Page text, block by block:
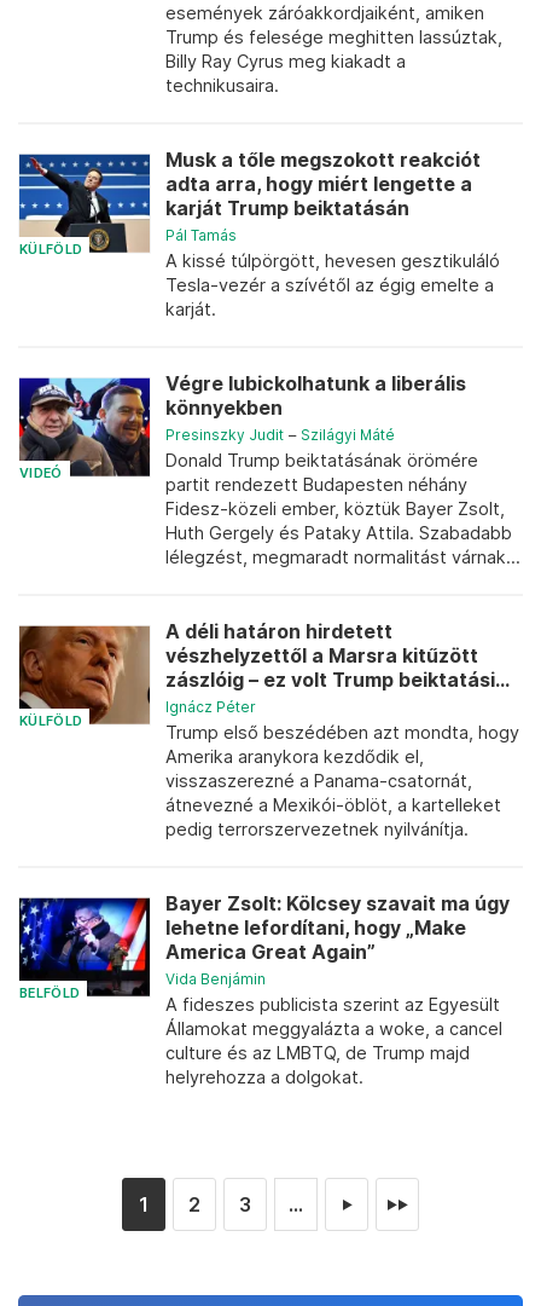
események záróakkordjaiként, amiken
Trump és felesége meghitten lassúztak,
Billy Ray Cyrus meg kiakadt a
technikusaira.
KÜLFÖLD
Musk a tőle megszokott reakciót
adta arra, hogy miért lengette a
karját Trump beiktatásán
Pál Tamás
A kissé túlpörgött, hevesen gesztikuláló
Tesla-vezér a szívétől az égig emelte a
karját.
VIDEÓ
Végre lubickolhatunk a liberális
könnyekben
Presinszky Judit – Szilágyi Máté
Donald Trump beiktatásának örömére
partit rendezett Budapesten néhány
Fidesz-közeli ember, köztük Bayer Zsolt,
Huth Gergely és Pataky Attila. Szabadabb
lélegzést, megmaradt normalitást várnak...
KÜLFÖLD
A déli határon hirdetett
vészhelyzettől a Marsra kitűzött
zászlóig – ez volt Trump beiktatási...
Ignácz Péter
Trump első beszédében azt mondta, hogy
Amerika aranykora kezdődik el,
visszaszerezné a Panama-csatornát,
átnevezné a Mexikói-öblöt, a kartelleket
pedig terrorszervezetnek nyilvánítja.
BELFÖLD
Bayer Zsolt: Kölcsey szavait ma úgy
lehetne lefordítani, hogy „Make
America Great Again”
Vida Benjámin
A fideszes publicista szerint az Egyesült
Államokat meggyalázta a woke, a cancel
culture és az LMBTQ, de Trump majd
helyrehozza a dolgokat.
1 2 3 ... ► ►►